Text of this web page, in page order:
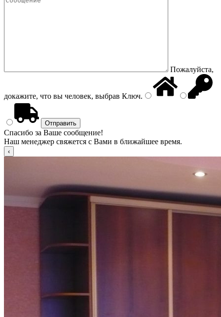
Пожалуйста,
докажите, что вы человек, выбрав Ключ.
Спасибо за Ваше сообщение!
Наш менеджер свяжется с Вами в ближайшее время.